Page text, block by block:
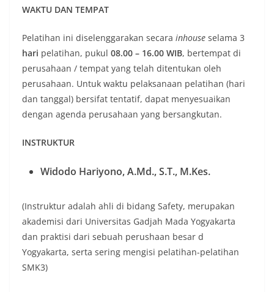
WAKTU DAN TEMPAT
Pelatihan ini diselenggarakan secara inhouse selama 3
hari pelatihan, pukul 08.00 – 16.00 WIB, bertempat di
perusahaan / tempat yang telah ditentukan oleh
perusahaan. Untuk waktu pelaksanaan pelatihan (hari
dan tanggal) bersifat tentatif, dapat menyesuaikan
dengan agenda perusahaan yang bersangkutan.
INSTRUKTUR
Widodo Hariyono, A.Md., S.T., M.Kes.
(Instruktur adalah ahli di bidang Safety, merupakan
akademisi dari Universitas Gadjah Mada Yogyakarta
dan praktisi dari sebuah perushaan besar d
Yogyakarta, serta sering mengisi pelatihan-pelatihan
SMK3)